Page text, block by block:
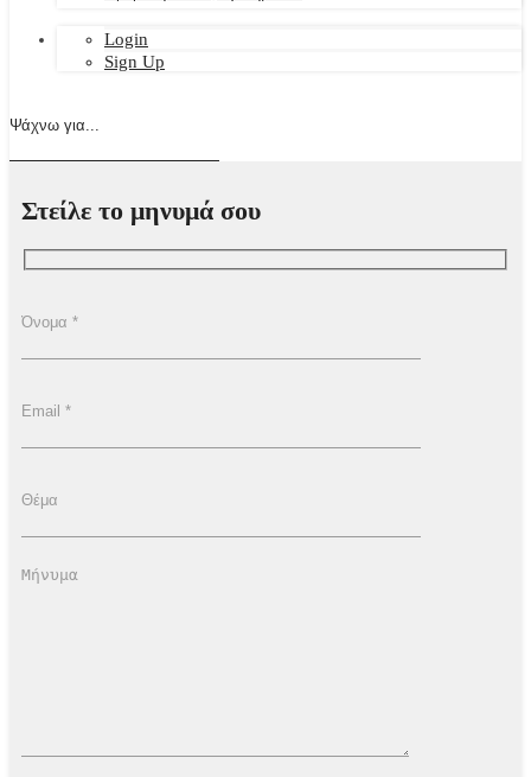
Login
Sign Up
Στείλε το μηνυμά σου